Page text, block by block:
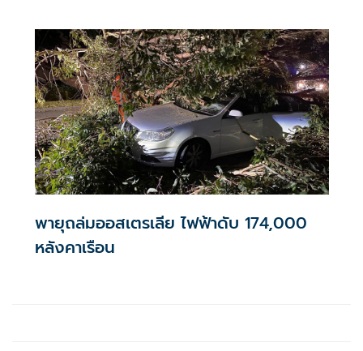
พายุถล่มออสเตรเลีย ไฟฟ้าดับ 174,000
หลังคาเรือน